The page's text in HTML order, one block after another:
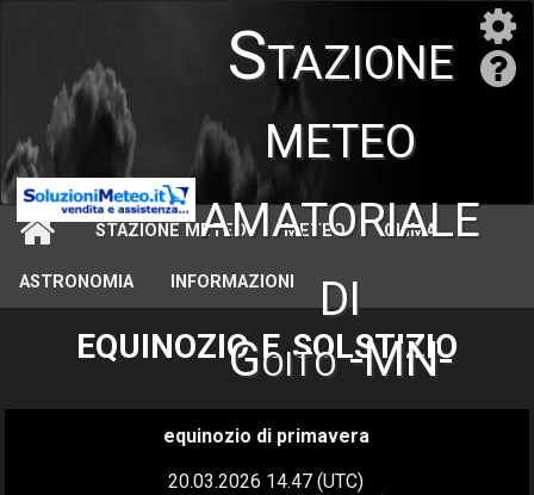
Stazione
meteo
amatoriale
di
Goito -MN-
STAZIONE METEO METEO CLIMA
ASTRONOMIA INFORMAZIONI
equinozio e solstizio
equinozio di primavera
20.03.2026 14.47 (UTC)